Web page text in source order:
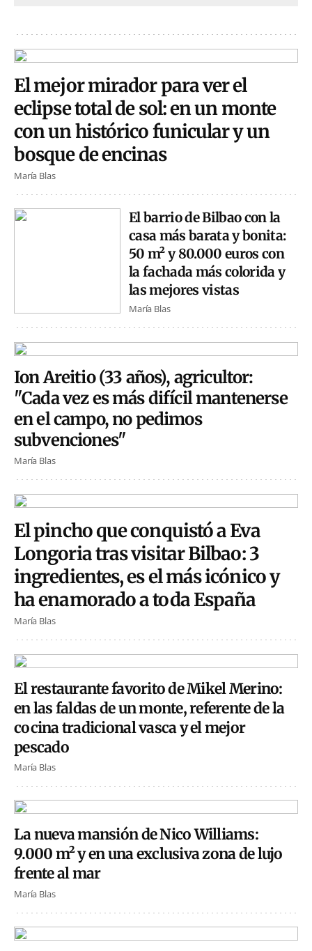
El mejor mirador para ver el
eclipse total de sol: en un monte
con un histórico funicular y un
bosque de encinas
María Blas
El barrio de Bilbao con la
casa más barata y bonita:
50 m² y 80.000 euros con
la fachada más colorida y
las mejores vistas
María Blas
Ion Areitio (33 años), agricultor:
"Cada vez es más difícil mantenerse
en el campo, no pedimos
subvenciones"
María Blas
El pincho que conquistó a Eva
Longoria tras visitar Bilbao: 3
ingredientes, es el más icónico y
ha enamorado a toda España
María Blas
El restaurante favorito de Mikel Merino:
en las faldas de un monte, referente de la
cocina tradicional vasca y el mejor
pescado
María Blas
La nueva mansión de Nico Williams:
9.000 m² y en una exclusiva zona de lujo
frente al mar
María Blas